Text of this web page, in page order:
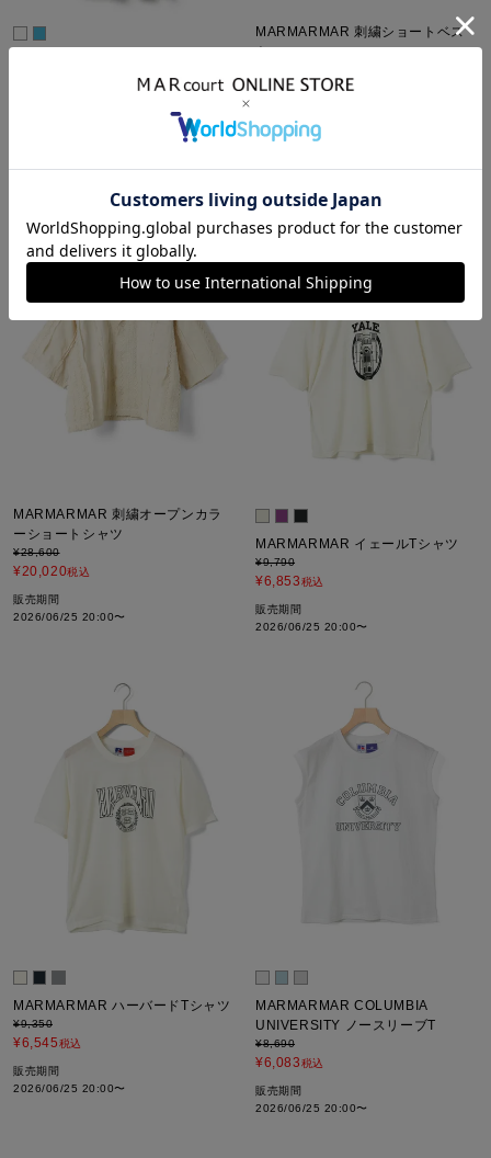
ックボリュームスカート
MARMARMAR 刺繍ショートベス
ト
¥29,260 税込
2026/06/25 20:00
MARMARMAR 刺繍オープンカラ
ーショートシャツ
¥28,600
¥20,020税込
販売期間
2026/06/25 20:00〜
MARMARMAR イェールTシャツ
¥9,790
¥6,853税込
販売期間
2026/06/25 20:00〜
MARMARMAR ハーバードTシャツ
¥9,350
¥6,545税込
販売期間
2026/06/25 20:00〜
MARMARMAR COLUMBIA
UNIVERSITY ノースリーブT
¥8,690
¥6,083税込
販売期間
2026/06/25 20:00〜